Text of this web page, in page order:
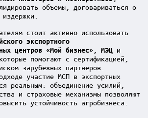
объемы, договариваться о
стоит активно использовать
экспортного
центров «Мой бизнес» МЭЦ и
помогают с сертификацией,
зарубежных партнеров.
участие МСП в экспортных
реальным: объединение усилий,
и страховые механизмы позволяют
устойчивость агробизнеса.